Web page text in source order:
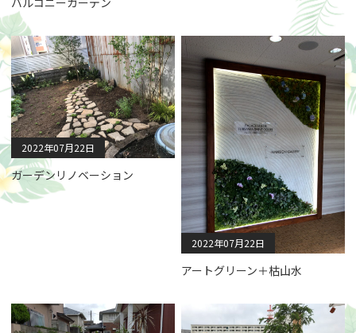
2022年07月22日
ガーデンリノベーション
2022年07月22日
アートグリーン＋枯山水